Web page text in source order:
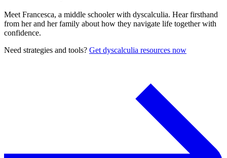
Meet Francesca, a middle schooler with dyscalculia. Hear firsthand
from her and her family about how they navigate life together with
confidence.
Need strategies and tools? Get dyscalculia resources now